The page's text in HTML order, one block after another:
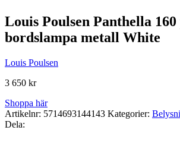
Louis Poulsen Panthella
bordslampa metall White
Louis Poulsen
3 650 kr
Shoppa här
Artikelnr: 5714693144143 Kategorier:
Dela: